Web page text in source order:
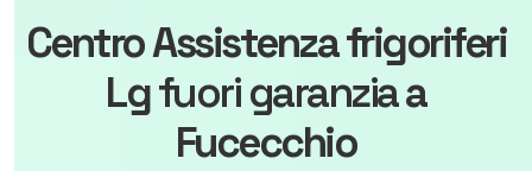
Centro Assistenza frigoriferi
Lgfuori garanziaa
Fucecchio